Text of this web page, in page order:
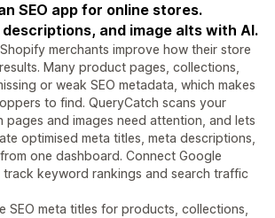
SEO app for online stores.
and image alts with AI.
merchants improve how their store
Many product pages, collections,
or weak SEO metadata, which makes
to find. QueryCatch scans your
pages and images need attention, and lets
optimised meta titles, meta descriptions,
one dashboard. Connect Google
track keyword rankings and search traffic
SEO meta titles for products, collections,